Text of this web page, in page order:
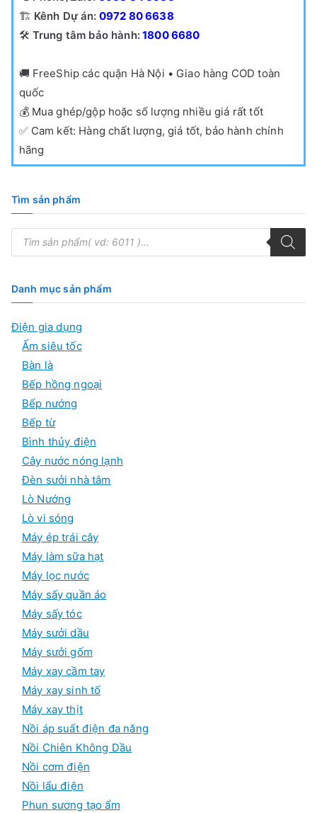
🏗️ Kênh Dự án: 0972 80 6638
🛠️ Trung tâm bảo hành:1800 6680
🚚 FreeShip các quận Hà Nội • Giao hàng COD toàn
quốc
💰 Mua ghép/gộp hoặc số lượng nhiều giá rất tốt
✅ Cam kết: Hàng chất lượng, giá tốt, bảo hành chính
hãng
Tìm sản phẩm
T
m
ế
m
s
n
Danh mục sản phẩm
Điện gia dụng
Ấm siêu tốc
Bàn là
Bếp hồng ngoại
Bếp nướng
Bếp từ
Bình thủy điện
Cây nước nóng lạnh
Đèn sưởi nhà tắm
Lò Nướng
Lò vi sóng
Máy ép trái cây
Máy làm sữa hạt
Máy lọc nước
Máy sấy quần áo
Máy sấy tóc
Máy sưởi dầu
Máy sưởi gốm
Máy xay cầm tay
Máy xay sinh tố
Máy xay thịt
Nồi áp suất điện đa năng
Nồi Chiên Không Dầu
Nồi cơm điện
Nồi lẩu điện
Phun sương tạo ẩm